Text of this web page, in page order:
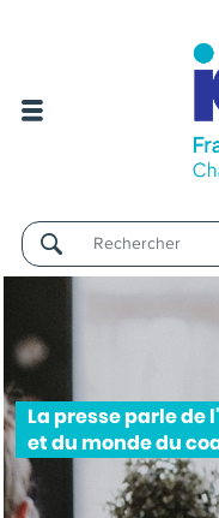
Username
La presse parle de
et du monde du